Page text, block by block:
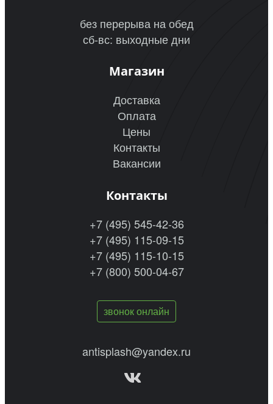
без перерыва на обед
сб-вс: выходные дни
Магазин
Доставка
Оплата
Цены
Контакты
Вакансии
Контакты
+7 (495) 545-42-36
+7 (495) 115-09-15
+7 (495) 115-10-15
+7 (800) 500-04-67
звонок онлайн
antisplash@yandex.ru